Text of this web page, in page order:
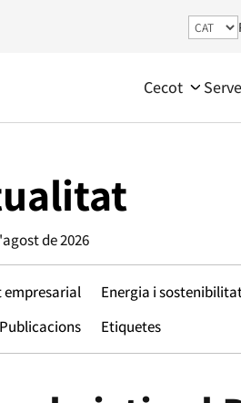
Cecot
de 2026
empresarial Energia i
Publicacions Etiquetes